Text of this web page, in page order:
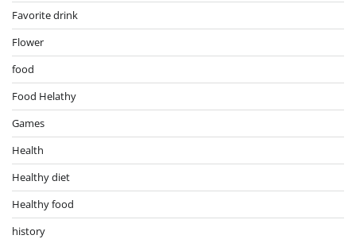
Favorite drink
Flower
food
Food Helathy
Games
Health
Healthy diet
Healthy food
history